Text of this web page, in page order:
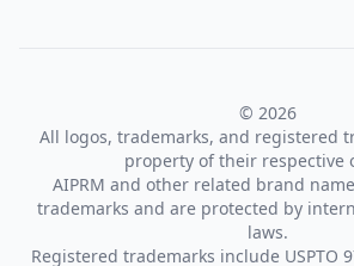
© 2026
All logos, trademarks, and registered
property of their respective
AIPRM and other related brand
trademarks and are protected by
laws.
Registered trademarks include USPTO